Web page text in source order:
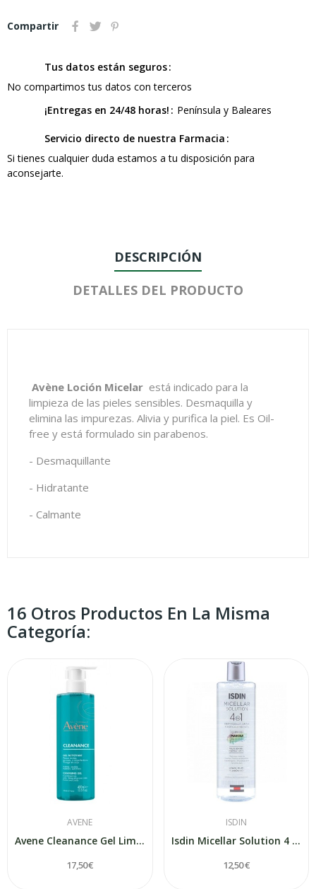
Compartir
Tus datos están seguros
No compartimos tus datos con terceros
¡Entregas en 24/48 horas!
Península y Baleares
Servicio directo de nuestra Farmacia
Si tienes cualquier duda estamos a tu disposición para
aconsejarte.
DESCRIPCIÓN
DETALLES DEL PRODUCTO
Avène Loción Micelar está indicado para la
limpieza de las pieles sensibles. Desmaquilla y
elimina las impurezas. Alivia y purifica la piel. Es Oil-
free y está formulado sin parabenos.
- Desmaquillante
- Hidratante
- Calmante
16 Otros Productos En La Misma
Categoría:
AVENE
Avene Cleanance Gel Limpiador 400 ml
17,50 €
ISDIN
Isdin Micellar Solution 4 en 1 400ml
12,50 €